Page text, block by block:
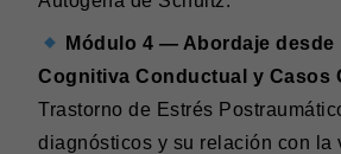
Módulo 4 — Abordaje desde
Cognitiva Conductual y Casos
Trastorno de Estrés
diagnósticos y su relación con la